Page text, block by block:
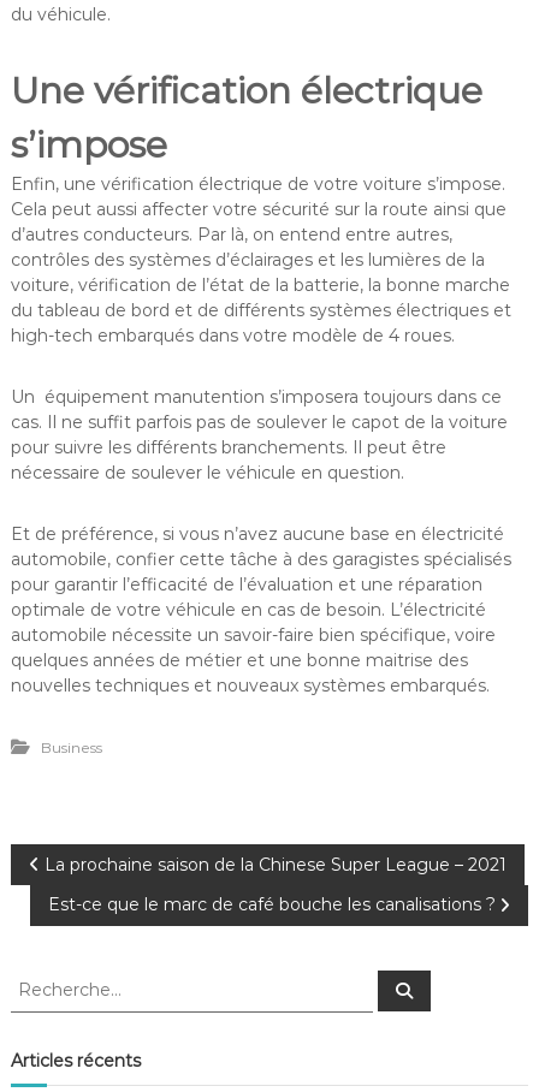
du véhicule.
Une vérification électrique
s’impose
Enfin, une vérification électrique de votre voiture s’impose.
Cela peut aussi affecter votre sécurité sur la route ainsi que
d’autres conducteurs. Par là, on entend entre autres,
contrôles des systèmes d’éclairages et les lumières de la
voiture, vérification de l’état de la batterie, la bonne marche
du tableau de bord et de différents systèmes électriques et
high-tech embarqués dans votre modèle de 4 roues.
Un équipement manutention s’imposera toujours dans ce
cas. Il ne suffit parfois pas de soulever le capot de la voiture
pour suivre les différents branchements. Il peut être
nécessaire de soulever le véhicule en question.
Et de préférence, si vous n’avez aucune base en électricité
automobile, confier cette tâche à des garagistes spécialisés
pour garantir l’efficacité de l’évaluation et une réparation
optimale de votre véhicule en cas de besoin. L’électricité
automobile nécessite un savoir-faire bien spécifique, voire
quelques années de métier et une bonne maitrise des
nouvelles techniques et nouveaux systèmes embarqués.
Business
N
a
v
La prochaine saison de la Chinese Super League – 2021
Est-ce que le marc de café bouche les canalisations ?
R
h
e
R
c
Articles récents